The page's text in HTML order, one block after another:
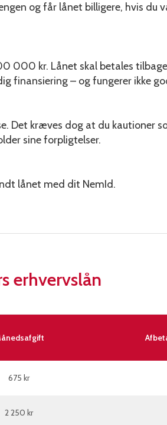
og får lånet billigere, hvis
000 kr. Lånet skal betales
finansiering – og fungerer ikke
Det kræves dog at du kautioner
sine forpligtelser.
lånet med dit NemId.
erhvervslån
2 250 kr
675 kr